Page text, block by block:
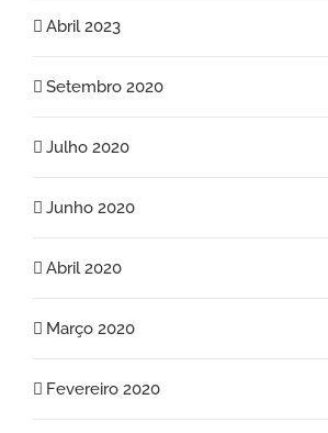
Abril 2023
Setembro 2020
Julho 2020
Junho 2020
Abril 2020
Março 2020
Fevereiro 2020